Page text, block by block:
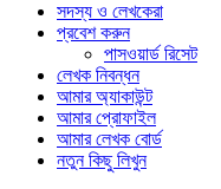
সদস্য ও লেখকেরা
প্রবেশ করুন
পাসওয়ার্ড রিসেট
লেখক নিবন্ধন
আমার অ্যাকাউন্ট
আমার প্রোফাইল
আমার লেখক বোর্ড
নতুন কিছু লিখুন